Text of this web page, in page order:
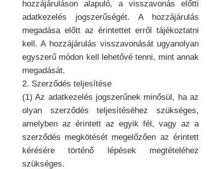
hozzájáruláson alapuló, a visszavonás előtti
adatkezelés jogszerűségét. A hozzájárulás
megadása előtt az érintettet erről tájékoztatni
kell. A hozzájárulás visszavonását ugyanolyan
egyszerű módon kell lehetővé tenni, mint annak
megadását.
2. Szerződés teljesítése
(1) Az adatkezelés jogszerűnek minősül, ha az
olyan szerződés teljesítéséhez szükséges,
amelyben az érintett az egyik fél, vagy az a
szerződés megkötését megelőzően az érintett
kérésére történő lépések megtételéhez
szükséges.